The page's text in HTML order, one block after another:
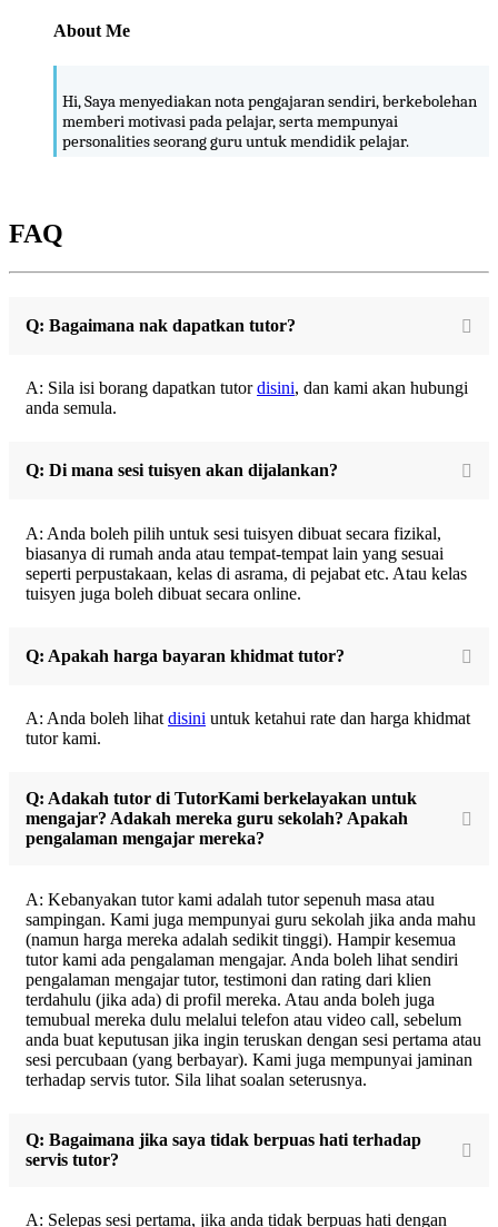
About Me
Hi, Saya menyediakan nota pengajaran sendiri, berkebolehan
memberi motivasi pada pelajar, serta mempunyai
personalities seorang guru untuk mendidik pelajar.
FAQ
Q: Bagaimana nak dapatkan tutor?
A: Sila isi borang dapatkan tutordisini, dan kami akan hubungi
anda semula.
Q: Di mana sesi tuisyen akan dijalankan?
A: Anda boleh pilih untuk sesi tuisyen dibuat secara fizikal,
biasanya di rumah anda atau tempat-tempat lain yang sesuai
seperti perpustakaan, kelas di asrama, di pejabat etc. Atau kelas
tuisyen juga boleh dibuat secara online.
Q: Apakah harga bayaran khidmat tutor?
A: Anda boleh lihat disini untuk ketahui rate dan harga khidmat
tutor kami.
Q: Adakah tutor di TutorKami berkelayakan untuk
mengajar? Adakah mereka guru sekolah? Apakah
pengalaman mengajar mereka?
A: Kebanyakan tutor kami adalah tutor sepenuh masa atau
sampingan. Kami juga mempunyai guru sekolah jika anda mahu
(namun harga mereka adalah sedikit tinggi). Hampir kesemua
tutor kami ada pengalaman mengajar. Anda boleh lihat sendiri
pengalaman mengajar tutor, testimoni dan rating dari klien
terdahulu (jika ada) di profil mereka. Atau anda boleh juga
temubual mereka dulu melalui telefon atau video call, sebelum
anda buat keputusan jika ingin teruskan dengan sesi pertama atau
sesi percubaan (yang berbayar). Kami juga mempunyai jaminan
terhadap servis tutor. Sila lihat soalan seterusnya.
Q: Bagaimana jika saya tidak berpuas hati terhadap
servis tutor?
A: Selepas sesi pertama, jika anda tidak berpuas hati dengan